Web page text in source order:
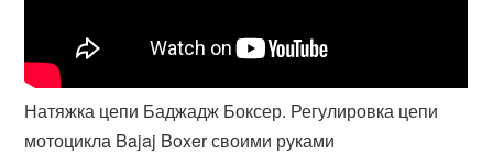
Натяжка цепи Баджадж Боксер. Регулировка цепи
мотоцикла Bajaj Boxer своими руками